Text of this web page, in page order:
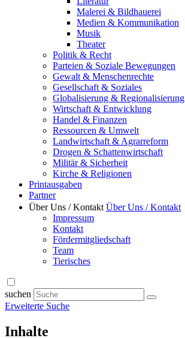
Malerei & Bildhauerei
Medien & Kommunikation
Musik
Theater
Politik & Recht
Parteien & Soziale Bewegungen
Gewalt & Menschenrechte
Gesellschaft & Soziales
Globalisierung & Regionalisierung
Wirtschaft & Entwicklung
Handel & Finanzen
Ressourcen & Umwelt
Landwirtschaft & Agrarreform
Drogen & Schattenwirtschaft
Militär & Sicherheit
Kirche & Religionen
Printausgaben
Partner
Über Uns / Kontakt Über Uns / Kontakt
Impressum
Kontakt
Fördermitgliedschaft
Team
Tierisches
suchen
Erweiterte Suche
Inhalte